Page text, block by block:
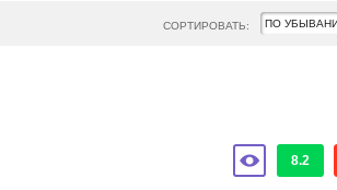
СОРТИРОВАТЬ:
8.2